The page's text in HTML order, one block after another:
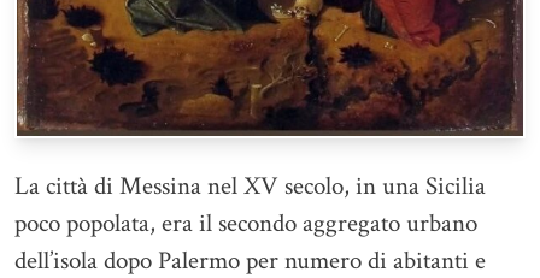
La città di Messina nel XV secolo, in una Sicilia
poco popolata, era il secondo aggregato urbano
dell’isola dopo Palermo per numero di abitanti e